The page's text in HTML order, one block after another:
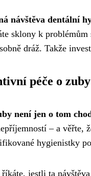
návštěva dentální
sklony k
dráž. Takže
péče o
není jen o tom
– a věřte,
hygienistky
jestli ta